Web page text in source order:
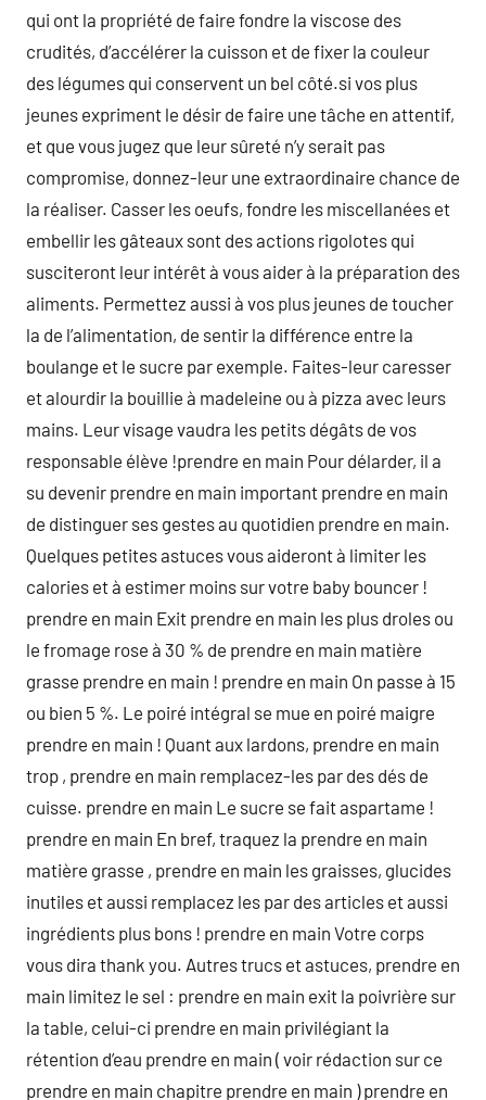
qui ont la propriété de faire fondre la viscose des
crudités, d’accélérer la cuisson et de fixer la couleur
des légumes qui conservent un bel côté.si vos plus
jeunes expriment le désir de faire une tâche en attentif,
et que vous jugez que leur sûreté n’y serait pas
compromise, donnez-leur une extraordinaire chance de
la réaliser. Casser les oeufs, fondre les miscellanées et
embellir les gâteaux sont des actions rigolotes qui
susciteront leur intérêt à vous aider à la préparation des
aliments. Permettez aussi à vos plus jeunes de toucher
la de l’alimentation, de sentir la différence entre la
boulange et le sucre par exemple. Faites-leur caresser
et alourdir la bouillie à madeleine ou à pizza avec leurs
mains. Leur visage vaudra les petits dégâts de vos
responsable élève !prendre en main Pour délarder, il a
su devenir prendre en main important prendre en main
de distinguer ses gestes au quotidien prendre en main.
Quelques petites astuces vous aideront à limiter les
calories et à estimer moins sur votre baby bouncer !
prendre en main Exit prendre en main les plus droles ou
le fromage rose à 30 % de prendre en main matière
grasse prendre en main ! prendre en main On passe à 15
ou bien 5 %. Le poiré intégral se mue en poiré maigre
prendre en main ! Quant aux lardons, prendre en main
trop , prendre en main remplacez-les par des dés de
cuisse. prendre en main Le sucre se fait aspartame !
prendre en main En bref, traquez la prendre en main
matière grasse , prendre en main les graisses, glucides
inutiles et aussi remplacez les par des articles et aussi
ingrédients plus bons ! prendre en main Votre corps
vous dira thank you. Autres trucs et astuces, prendre en
main limitez le sel : prendre en main exit la poivrière sur
la table, celui-ci prendre en main privilégiant la
rétention d’eau prendre en main ( voir rédaction sur ce
prendre en main chapitre prendre en main ) prendre en